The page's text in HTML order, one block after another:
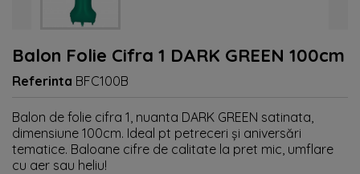
Balon Folie Cifra 1 DARK GREEN 100cm
Referinta BFC100B
Balon de folie cifra 1, nuanta DARK GREEN satinata,
dimensiune 100cm. Ideal pt petreceri și aniversări
tematice. Baloane cifre de calitate la pret mic, umflare
cu aer sau heliu!